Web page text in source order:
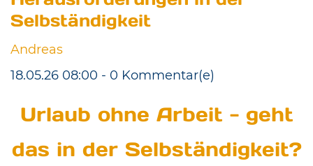
Selbständigkeit
Andreas
18.05.26 08:00 - 0 Kommentar(e)
Urlaub ohne Arbeit - geht
das in der Selbständigkeit?